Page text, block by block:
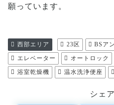
願っています。
西部エリア 23区 BSア
エレベーター
オートロック
浴室乾燥機
温水洗浄便座
シェ